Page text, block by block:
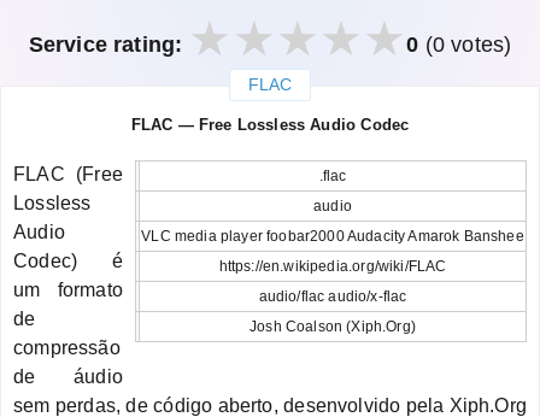
Service rating: 0 (0 votes)
FLAC
FLAC — Free Lossless Audio Codec
.flac
audio
VLC media player foobar2000 Audacity Amarok Banshee
https://en.wikipedia.org/wiki/FLAC
audio/flac audio/x-flac
Josh Coalson (Xiph.Org)
FLAC (Free
Lossless
Audio
Codec) é
um formato
de
compressão
de áudio
sem perdas, de código aberto, desenvolvido pela Xiph.Org